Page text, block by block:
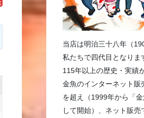
当店は明治三十八年（
私たちで四代目となりま
115年以上の歴史・実績
金魚のインターネット販
を超え（1999年から「
して開始）、ネット販売